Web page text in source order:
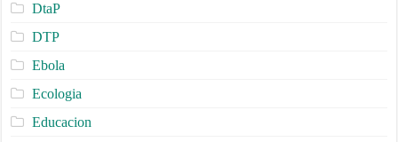
DtaP
DTP
Ebola
Ecologia
Educacion